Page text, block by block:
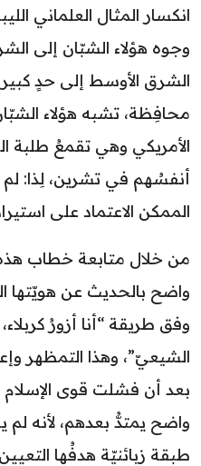
انكسار المثال العلماني
وجوه هؤلاء الشبّان إلى
الشرق الأوسط إلى حدٍ
محافِظة، تشبه هؤلاء
الأمريكي وهي تقمعُ طلبة
أنفسُهم في تشرين، لِذا:
الممكن الاعتماد على
من خلال متابعة خطاب
واضح بالحديث عن هويّتها
وفق طريقة “أنا أزورُ
الشيعيّ”، وهذا التمظهر
بعد أن فشلت قوى
واضح يمتدُّ بعدهم، لأنه
طبقة زبائنيّة هدفُها